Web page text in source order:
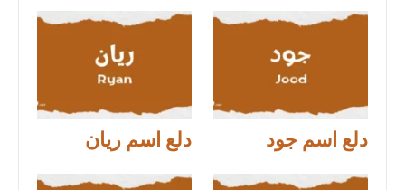
دلع اسم جود دلع اسم ريان